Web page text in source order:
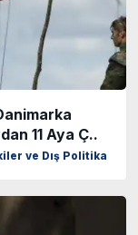
11 Aya Ç..
ve Dış Politika